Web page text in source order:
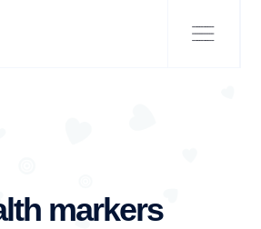
markers